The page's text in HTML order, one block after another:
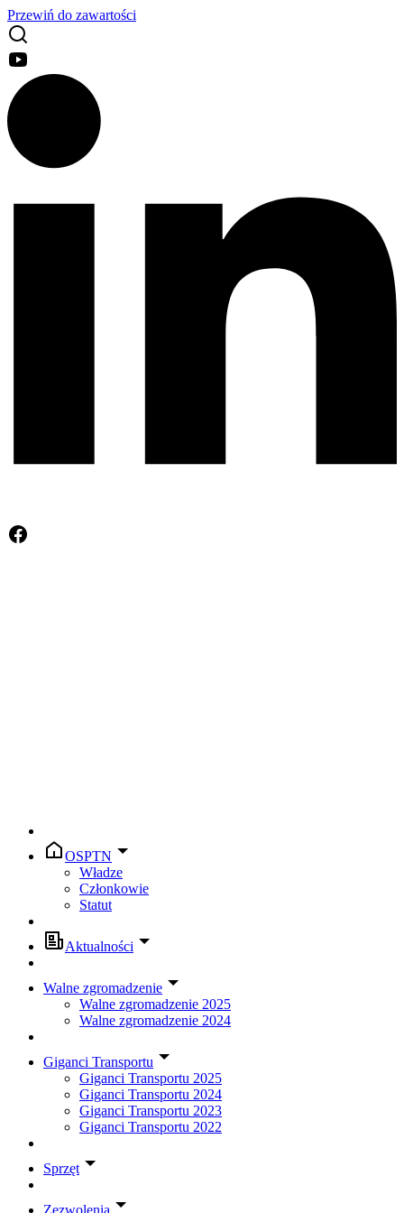
Przewiń do zawartości
OSPTN
Władze
Członkowie
Statut
Aktualności
Walne zgromadzenie
Walne zgromadzenie 2025
Walne zgromadzenie 2024
Giganci Transportu
Giganci Transportu 2025
Giganci Transportu 2024
Giganci Transportu 2023
Giganci Transportu 2022
Sprzęt
Zezwolenia